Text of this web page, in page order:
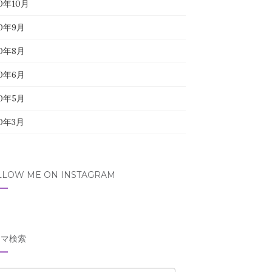
10月
9月
8月
6月
5月
3月
ME ON INSTAGRAM
検索